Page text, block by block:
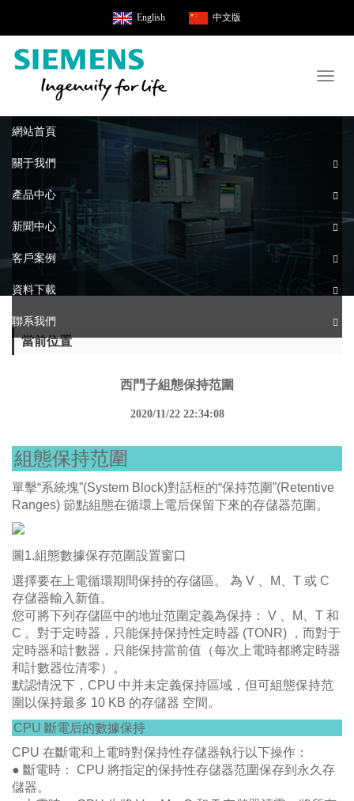
English 中文版
網站首頁
關于我們
產品中心
新聞中心
客戶案例
資料下載
聯系我們
當前位置
西門子組態保持范圍
2020/11/22 22:34:08
組態保持范圍
單擊“系統塊”(System Block)對話框的“保持范圍”(Retentive
Ranges) 節點組態在循環上電后保留下來的存儲器范圍。
圖1.組態數據保存范圍設置窗口
選擇要在上電循環期間保持的存儲區。 為 V 、M、T 或 C
存儲器輸入新值。
您可將下列存儲區中的地址范圍定義為保持： V 、M、T 和
C 。對于定時器，只能保持保持性定時器 (TONR) ，而對于
定時器和計數器，只能保持當前值（每次上電時都將定時器
和計數器位清零）。
默認情況下，CPU 中并未定義保持區域，但可組態保持范
圍以保持最多 10 KB 的存儲器 空間。
CPU 斷電后的數據保持
CPU 在斷電和上電時對保持性存儲器執行以下操作：
● 斷電時： CPU 將指定的保持性存儲器范圍保存到永久存
儲器。